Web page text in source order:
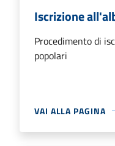
Iscrizione
Procedimento di
popolari
VAI ALLA PAGINA